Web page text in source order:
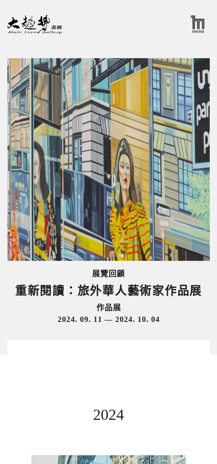
展覽回顧
重新閱讀：旅外華人藝術家作品展
作品展
2024. 09. 11 — 2024. 10. 04
2024